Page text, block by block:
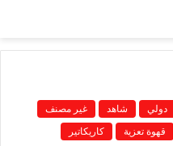
دولي شاهد
غير مصنف
قهوة تعزية
كاريكاتير